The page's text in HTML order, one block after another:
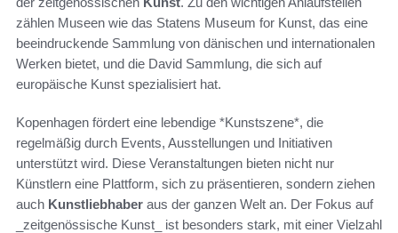
zählen Museen wie das Statens Museum for Kunst, das eine
beeindruckende Sammlung von dänischen und internationalen
Werken bietet, und die David Sammlung, die sich auf
europäische Kunst spezialisiert hat.
Kopenhagen fördert eine lebendige *Kunstszene*, die
regelmäßig durch Events, Ausstellungen und Initiativen
unterstützt wird. Diese Veranstaltungen bieten nicht nur
Künstlern eine Plattform, sich zu präsentieren, sondern ziehen
auch Kunstliebhaber aus der ganzen Welt an. Der Fokus auf
_zeitgenössische Kunst_ ist besonders stark, mit einer Vielzahl